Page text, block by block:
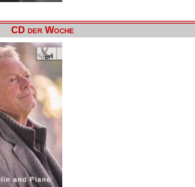
CD der Woche